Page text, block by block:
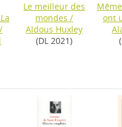
/
Le meilleur des
mondes /
Aldous Huxley
(DL 2021)
ont